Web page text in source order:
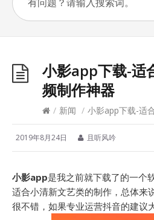
小影app下载-适
频制作神器
/ 新闻 / 小影app下载-适
2019年8月24日 且听风吟
小影app是我之前就下载了的一个
适合小清新文艺类的制作，总体来
很不错，如果专业运营抖音的建议